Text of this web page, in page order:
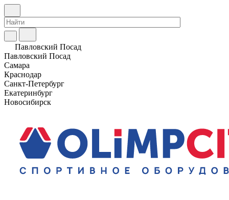
Павловский Посад
Павловский Посад
Самара
Краснодар
Санкт-Петербург
Екатеринбург
Новосибирск